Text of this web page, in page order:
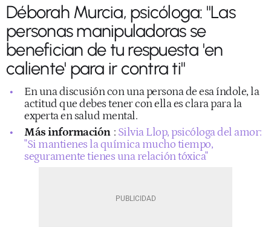
Déborah Murcia, psicóloga: "Las
personas manipuladoras se
benefician de tu respuesta 'en
caliente' para ir contra ti"
En una discusión con una persona de esa índole, la
actitud que debes tener con ella es clara para la
experta en salud mental.
Más información : Silvia Llop, psicóloga del amor:
"Si mantienes la química mucho tiempo,
seguramente tienes una relación tóxica"